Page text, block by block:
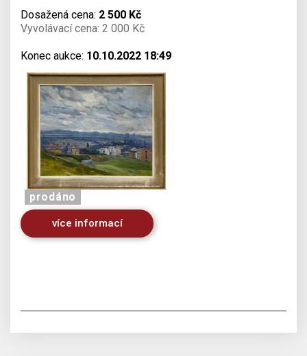
Dosažená cena: 2 500 Kč
Vyvolávací cena: 2 000 Kč
Konec aukce: 10.10.2022 18:49
prodáno
více informací